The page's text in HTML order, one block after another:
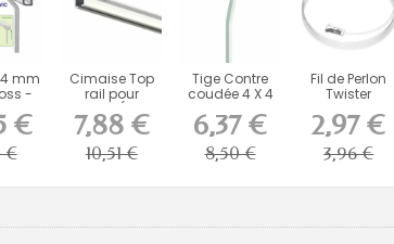
mm
-
€
€
Cimaise Top
rail pour
plafond ( taille
au...
7,88 €
10,51 €
Tige Contre
coudée 4 X 4
kg -...
6,37 €
8,50 €
Fil de Perlon
Twister
Artiteq 2...
2,97 €
3,96 €